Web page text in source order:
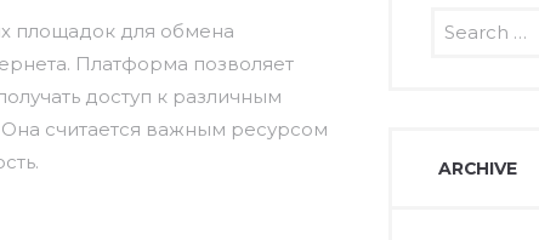
площадок для обмена
Платформа позволяет
доступ к различным
считается важным ресурсом
ARCHIVE